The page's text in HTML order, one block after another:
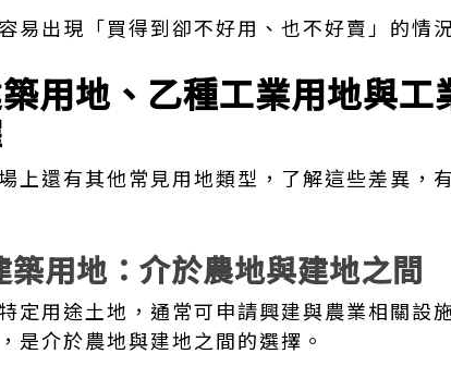
易出現「買得到卻不好用、也不好賣」的情
用地、乙種工業用地與
上還有其他常見用地類型，了解這些差異，
築用地：介於農地與建地之間
定用途土地，通常可申請興建與農業相關設
是介於農地與建地之間的選擇。